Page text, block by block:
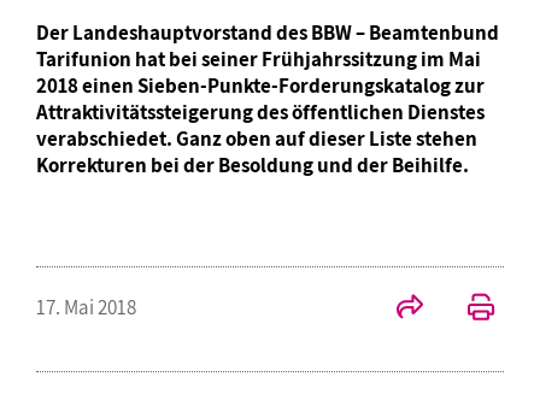
Der Landeshauptvorstand des BBW – Beamtenbund
Tarifunion hat bei seiner Frühjahrssitzung im Mai
2018 einen Sieben-Punkte-Forderungskatalog zur
Attraktivitätssteigerung des öffentlichen Dienstes
verabschiedet. Ganz oben auf dieser Liste stehen
Korrekturen bei der Besoldung und der Beihilfe.
17. Mai 2018